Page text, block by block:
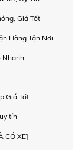
Giá Tốt
Hàng Tận Nơi
Nhanh
Giá Tốt
tín
CÓ XE]